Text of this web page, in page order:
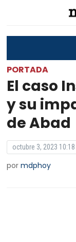
PORTADA
El caso
y su
de Abad
octubre 3, 2023
pormdphoy